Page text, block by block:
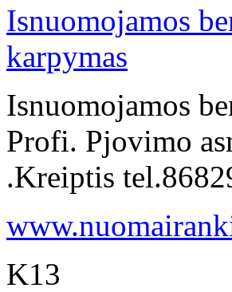
Isnuomojamos
karpymas
Isnuomojamos
Profi. Pjovimo
.Kreiptis
K13